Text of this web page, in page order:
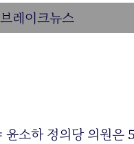
이크뉴스
윤소하 정의당 의원은